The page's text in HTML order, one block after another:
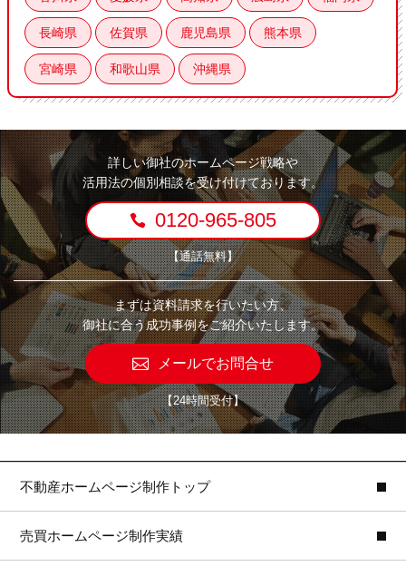
長崎県 佐賀県 鹿児島県 熊本県
宮崎県 和歌山県 沖縄県
詳しい御社のホームページ戦略や
活用法の個別相談を受け付けております。
0120-965-805
【通話無料】
まずは資料請求を行いたい方、
御社に合う成功事例をご紹介いたします。
メールでお問合せ
【24時間受付】
不動産ホームページ制作トップ
売買ホームページ制作実績